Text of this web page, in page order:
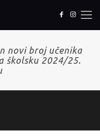
novi broj učenika
školsku 2024/25.